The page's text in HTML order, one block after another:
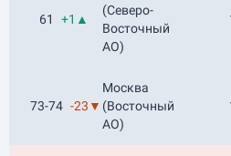
61 +1▲
(Северо-
Восточный
АО)
73-74 -23▼
Москва
(Восточный
АО)